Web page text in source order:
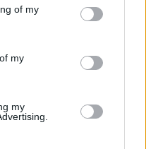
of my
my
my